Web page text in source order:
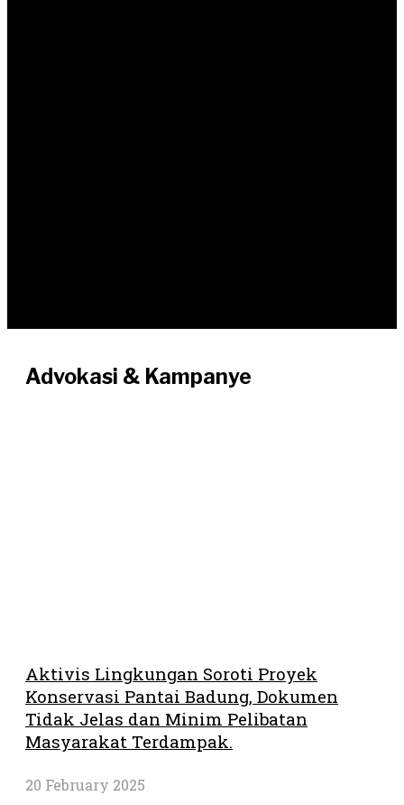
Advokasi & Kampanye
Aktivis Lingkungan Soroti Proyek
Konservasi Pantai Badung, Dokumen
Tidak Jelas dan Minim Pelibatan
Masyarakat Terdampak.
20 February 2025